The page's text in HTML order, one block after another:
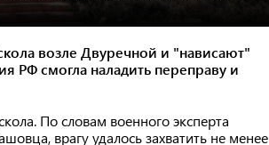
возле Двуречной и "нависают"
РФ смогла наладить переправу и
По словам военного эксперта
врагу удалось захватить не менее